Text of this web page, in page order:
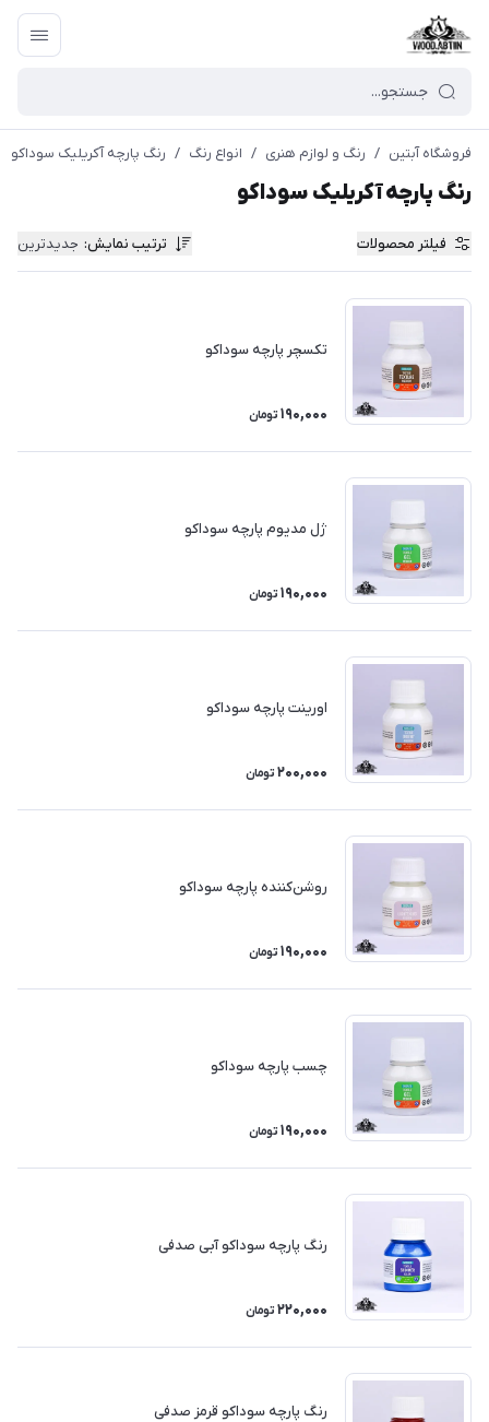
فروشگاه آبتین / رنگ و لوازم هنری / انواع رنگ / رنگ پارچه آکریلیک سوداکو
رنگ پارچه آکریلیک سوداکو
فیلتر محصولات ترتیب نمایش: جدیدترین
تکسچر پارچه سوداکو
190,000 تومان
ژل مدیوم پارچه سوداکو
190,000 تومان
اورینت پارچه سوداکو
200,000 تومان
روشن‌کننده پارچه سوداکو
190,000 تومان
چسب پارچه سوداکو
190,000 تومان
رنگ پارچه سوداکو آبی صدفی
220,000 تومان
رنگ پارچه سوداکو قرمز صدفی